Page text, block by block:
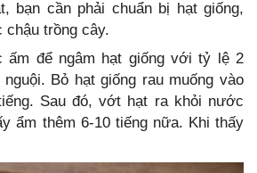
bạn cần phải chuẩn bị hạt giống,
chậu trồng cây.
ấm để ngâm hạt giống với tỷ lệ 2
Bỏ hạt giống rau muống vào
Sau đó, vớt hạt ra khỏi nước
ẩm thêm 6-10 tiếng nữa. Khi thấy